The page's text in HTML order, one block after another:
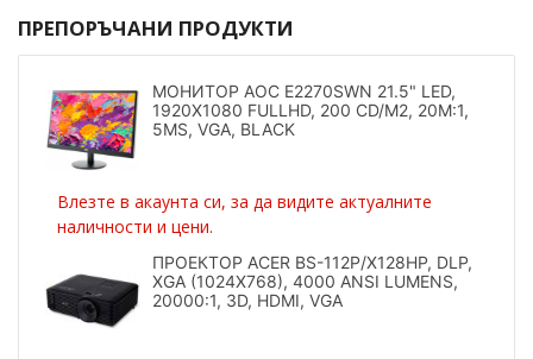
ПРЕПОРЪЧАНИ ПРОДУКТИ
МОНИТОР AOC E2270SWN 21.5" LED,
1920X1080 FULLHD, 200 CD/M2, 20M:1,
5MS, VGA, BLACK
Влезте в акаунта си, за да видите актуалните
наличности и цени.
ПРОЕКТОР ACER BS-112P/X128HP, DLP,
XGA (1024X768), 4000 ANSI LUMENS,
20000:1, 3D, HDMI, VGA